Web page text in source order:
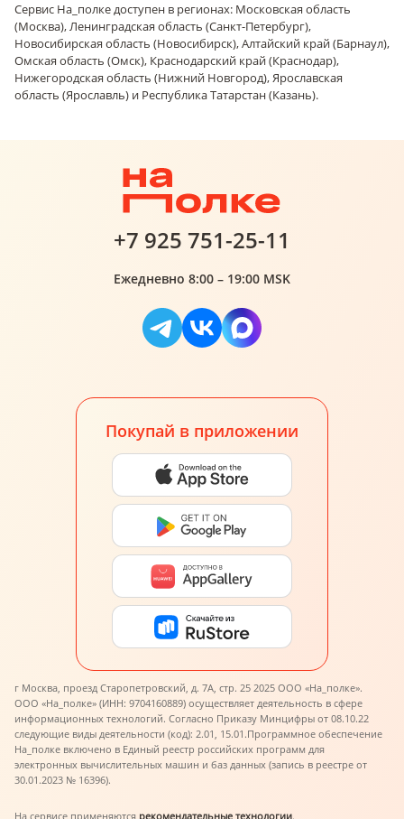
Сервис На_полке доступен в регионах: Московская область
(Москва), Ленинградская область (Санкт-Петербург),
Новосибирская область (Новосибирск), Алтайский край (Барнаул),
Омская область (Омск), Краснодарский край (Краснодар),
Нижегородская область (Нижний Новгород), Ярославская
область (Ярославль) и Республика Татарстан (Казань).
+7 925 751-25-11
Ежедневно 8:00 – 19:00 MSK
Покупай в приложении
г Москва, проезд Старопетровский, д. 7А, стр. 25 2025 ООО «На_полке».
ООО «На_полке» (ИНН: 9704160889) осуществляет деятельность в сфере
информационных технологий. Согласно Приказу Минцифры от 08.10.22
следующие виды деятельности (код): 2.01, 15.01.Программное обеспечение
На_полке включено в Единый реестр российских программ для
электронных вычислительных машин и баз данных (запись в реестре от
30.01.2023 № 16396).
На сервисе применяются рекомендательные технологии.